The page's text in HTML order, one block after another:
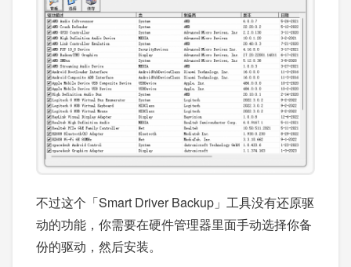
不过这个「Smart Driver Backup」工具没有还原驱
动的功能，你需要在硬件管理器里面手动选择你备
份的驱动，然后安装。